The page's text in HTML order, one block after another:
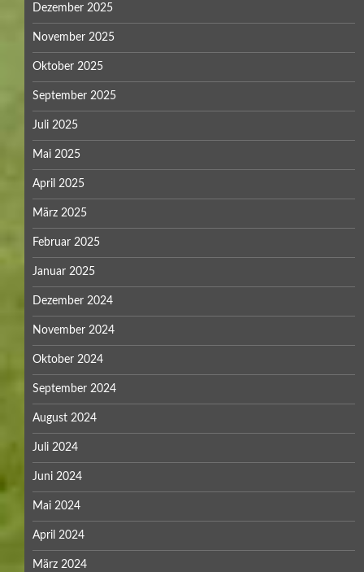
Dezember 2025
November 2025
Oktober 2025
September 2025
Juli 2025
Mai 2025
April 2025
März 2025
Februar 2025
Januar 2025
Dezember 2024
November 2024
Oktober 2024
September 2024
August 2024
Juli 2024
Juni 2024
Mai 2024
April 2024
März 2024